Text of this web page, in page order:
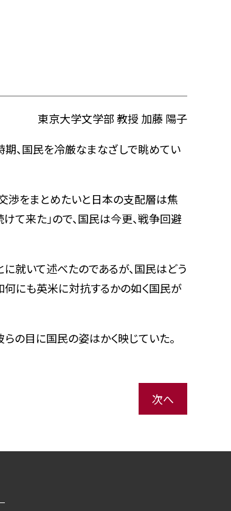
東京大学文学部 教授 加藤 陽子
、国民を冷厳なまなざしで眺めてい
渉をまとめたいと日本の支配層は焦
て来た」ので、国民は今更、戦争回避
就いて述べたのであるが、国民はどう
にも英米に対抗するかの如く国民が
の目に国民の姿はかく映じていた。
次へ